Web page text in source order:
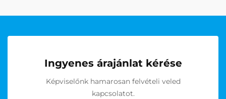
Ingyenes árajánlat kérése
Képviselőnk hamarosan felvételi veled
kapcsolatot.